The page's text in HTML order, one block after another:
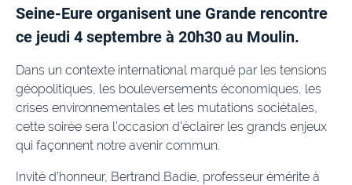
Seine-Eure organisent une Grande rencontre
ce jeudi 4 septembre à 20h30 au Moulin.
Dans un contexte international marqué par les tensions
géopolitiques, les bouleversements économiques, les
crises environnementales et les mutations sociétales,
cette soirée sera l’occasion d’éclairer les grands enjeux
qui façonnent notre avenir commun.
Invité d’honneur, Bertrand Badie, professeur émérite à